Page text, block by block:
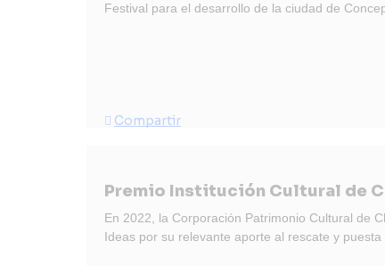
Festival para el desarrollo de la ciudad de
Compartir
Premio Institución Cultural de
En 2022, la Corporación Patrimonio Cultural de
Ideas por su relevante aporte al rescate y